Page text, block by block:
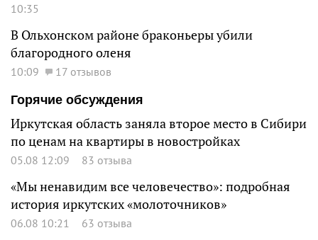
10:35
В Ольхонском районе браконьеры убили
благородного оленя
10:09
17 отзывов
Горячие обсуждения
Иркутская область заняла второе место в Сибири
по ценам на квартиры в новостройках
05.08 12:09 83 отзыва
«Мы ненавидим все человечество»: подробная
история иркутских «молоточников»
06.08 10:21 63 отзыва